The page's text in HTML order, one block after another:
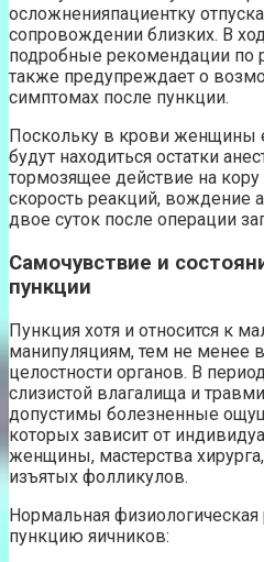
осложненияпациентку
сопровождении близких. В
подробные рекомендации по
также предупреждает о
симптомах после пункции.
Поскольку в крови женщины
будут находиться остатки
тормозящее действие на кору
скорость реакций, вождение
двое суток после операции
Самочувствие и
пункции
Пункция хотя и относится к
манипуляциям, тем не менее
целостности органов. В
слизистой влагалища и
допустимы болезненные
которых зависит от
женщины, мастерства
изъятых фолликулов.
Нормальная
пункцию яичников: